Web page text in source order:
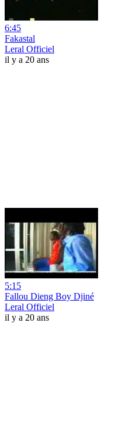
6:45
Fakastal
Leral Officiel
il y a 20 ans
5:15
Fallou Dieng Boy Djiné
Leral Officiel
il y a 20 ans